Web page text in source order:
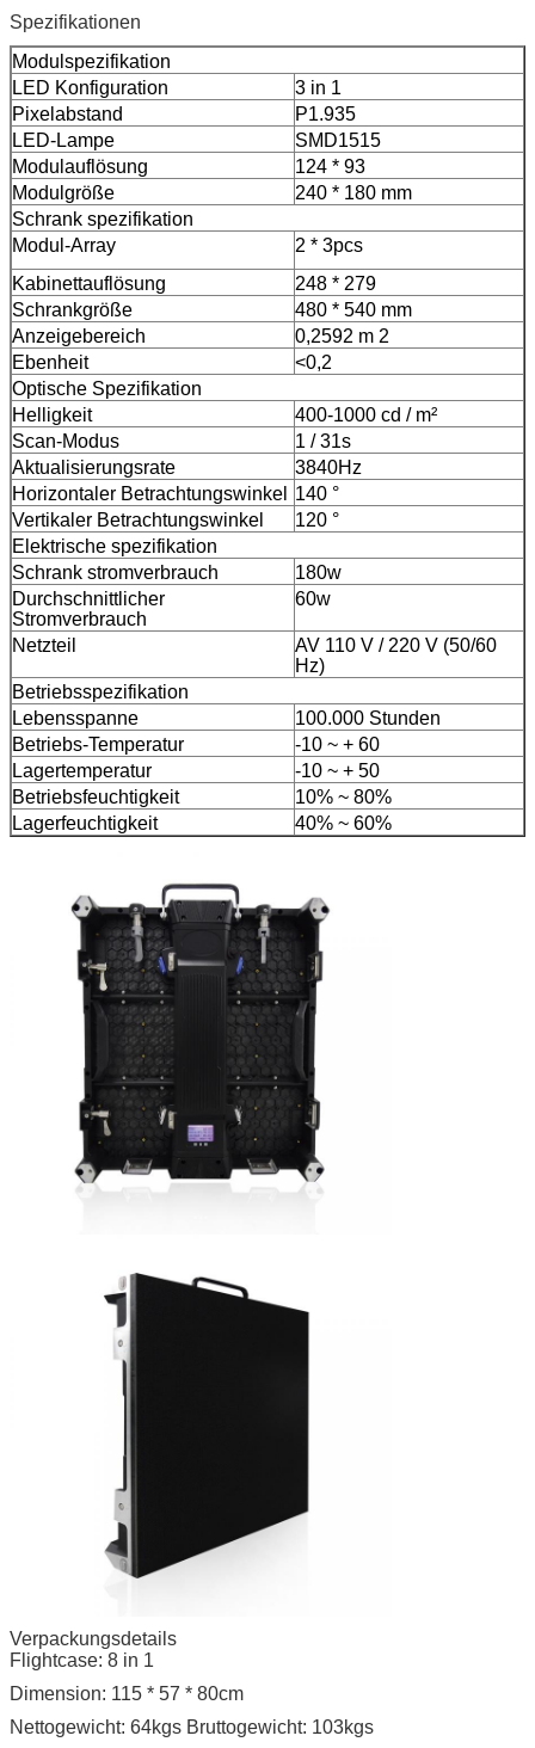
Spezifikationen
Modulspezifikation
LED Konfiguration
3 in 1
Pixelabstand
P1.935
LED-Lampe
SMD1515
Modulauflösung
124 * 93
Modulgröße
240 * 180 mm
Schrank spezifikation
Modul-Array
2 * 3pcs
Kabinettauflösung
248 * 279
Schrankgröße
480 * 540 mm
Anzeigebereich
0,2592 m 2
Ebenheit
<0,2
Optische Spezifikation
Helligkeit
400-1000 cd / m²
Scan-Modus
1 / 31s
Aktualisierungsrate
3840Hz
Horizontaler Betrachtungswinkel
140 °
Vertikaler Betrachtungswinkel
120 °
Elektrische spezifikation
Schrank stromverbrauch
180w
Durchschnittlicher
Stromverbrauch
60w
Netzteil
AV 110 V / 220 V (50/60
Hz)
Betriebsspezifikation
Lebensspanne
100.000 Stunden
Betriebs-Temperatur
-10 ~ + 60
Lagertemperatur
-10 ~ + 50
Betriebsfeuchtigkeit
10% ~ 80%
Lagerfeuchtigkeit
40% ~ 60%
Verpackungsdetails
Flightcase: 8 in 1
Dimension: 115 * 57 * 80cm
Nettogewicht: 64kgs Bruttogewicht: 103kgs